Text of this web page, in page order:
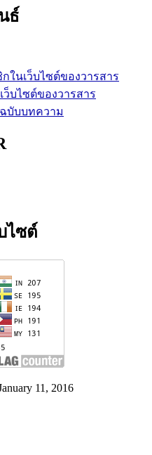
ธ์
ในเว็บไซต์ของวารสาร
บไซต์ของวารสาร
บับบทความ
ไซต์
11, 2016